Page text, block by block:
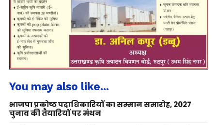
You may also like...
भाजपा प्रकोष्ठ पदाधिकारियों का सम्मान समारोह, 2027
चुनाव की तैयारियों पर मंथन